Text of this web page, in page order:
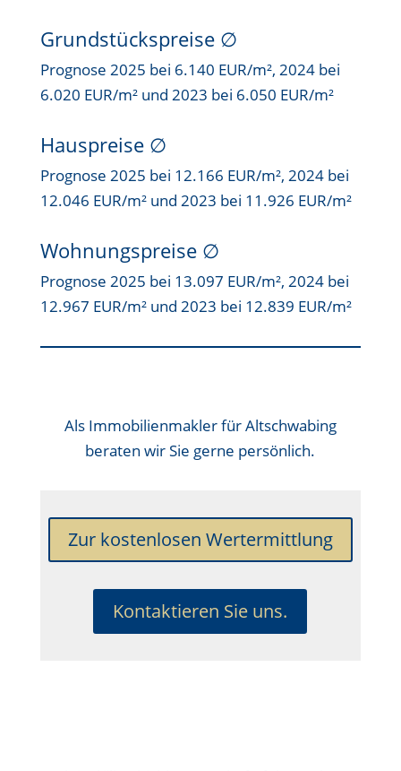
Grundstückspreise ∅
Prognose 2025 bei 6.140 EUR/m², 2024 bei
6.020 EUR/m² und 2023 bei 6.050 EUR/m²
Hauspreise ∅
Prognose 2025 bei 12.166 EUR/m², 2024 bei
12.046 EUR/m² und 2023 bei 11.926 EUR/m²
Wohnungspreise ∅
Prognose 2025 bei 13.097 EUR/m², 2024 bei
12.967 EUR/m² und 2023 bei 12.839 EUR/m²
Als Immobilienmakler für Altschwabing
beraten wir Sie gerne persönlich.
Zur kostenlosen Wertermittlung
Kontaktieren Sie uns.